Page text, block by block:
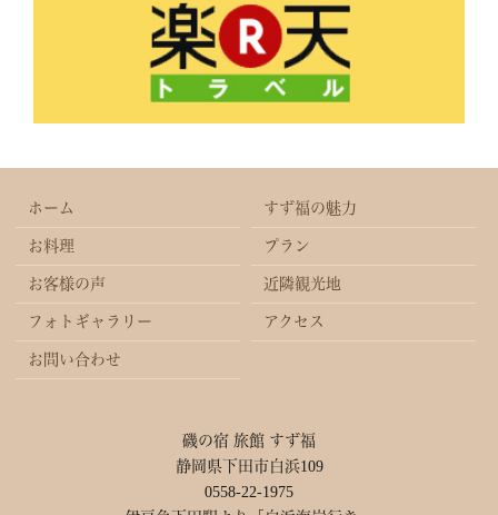
ホーム すず福の魅力
お料理 プラン
お客様の声 近隣観光地
フォトギャラリー アクセス
お問い合わせ
磯の宿 旅館 すず福
静岡県下田市白浜109
0558-22-1975